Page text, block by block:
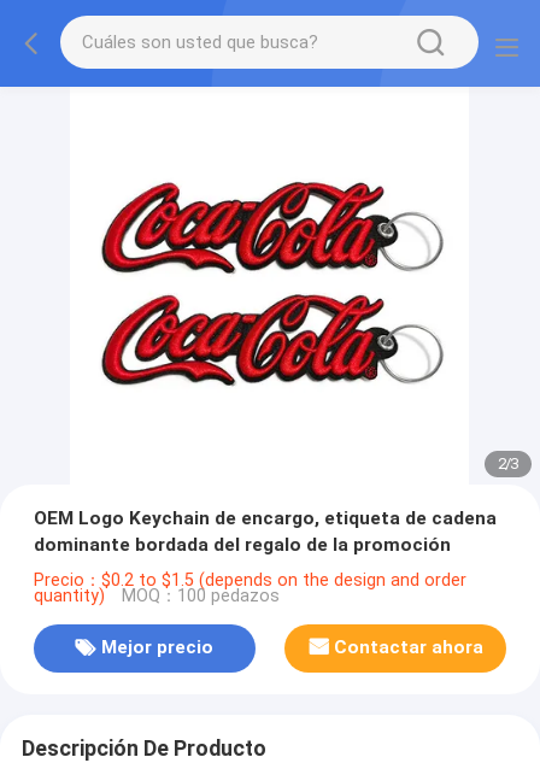
2/3
OEM Logo Keychain de encargo, etiqueta de cadena
dominante bordada del regalo de la promoción
Precio：$0.2 to $1.5 (depends on the design and order
quantity) MOQ：100 pedazos
Mejor precio Contactar ahora
Descripción De Producto